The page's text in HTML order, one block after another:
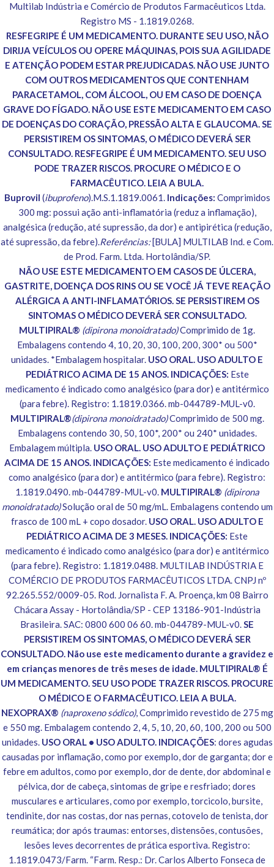
Multilab Indústria e Comércio de Produtos Farmacêuticos Ltda.
Registro MS - 1.1819.0268.
RESFEGRIPE É UM MEDICAMENTO. DURANTE SEU USO, NÃO
DIRIJA VEÍCULOS OU OPERE MÁQUINAS, POIS SUA AGILIDADE
E ATENÇÃO PODEM ESTAR PREJUDICADAS. NÃO USE JUNTO
COM OUTROS MEDICAMENTOS QUE CONTENHAM
PARACETAMOL, COM ÁLCOOL, OU EM CASO DE DOENÇA
GRAVE DO FÍGADO. NÃO USE ESTE MEDICAMENTO EM CASO
DE DOENÇAS DO CORAÇÃO, PRESSÃO ALTA E GLAUCOMA. SE
PERSISTIREM OS SINTOMAS, O MÉDICO DEVERÁ SER
CONSULTADO. RESFEGRIPE É UM MEDICAMENTO. SEU USO
PODE TRAZER RISCOS. PROCURE O MÉDICO E O
FARMACÊUTICO. LEIA A BULA.
Buprovil (ibuprofeno).M.S.1.1819.0061. Indicações: Comprimidos
300 mg: possui ação anti-inflamatória (reduz a inflamação),
analgésica (redução, até supressão, da dor) e antipirética (redução,
até supressão, da febre).Referências:[BULA] MULTILAB Ind. e Com.
de Prod. Farm. Ltda. Hortolândia/SP.
NÃO USE ESTE MEDICAMENTO EM CASOS DE ÚLCERA,
GASTRITE, DOENÇA DOS RINS OU SE VOCÊ JÁ TEVE REAÇÃO
ALÉRGICA A ANTI-INFLAMATÓRIOS. SE PERSISTIREM OS
SINTOMAS O MÉDICO DEVERÁ SER CONSULTADO.
MULTIPIRAL® (dipirona monoidratado)Comprimido de 1g.
Embalagens contendo 4, 10, 20, 30, 100, 200, 300* ou 500*
unidades. *Embalagem hospitalar. USO ORAL. USO ADULTO E
PEDIÁTRICO ACIMA DE 15 ANOS. INDICAÇÕES: Este
medicamento é indicado como analgésico (para dor) e antitérmico
(para febre). Registro: 1.1819.0366. mb-044789-MUL-v0.
MULTIPIRAL®(dipirona monoidratado)Comprimido de 500 mg.
Embalagens contendo 30, 50, 100*, 200* ou 240* unidades.
Embalagem múltipla. USO ORAL. USO ADULTO E PEDIÁTRICO
ACIMA DE 15 ANOS. INDICAÇÕES: Este medicamento é indicado
como analgésico (para dor) e antitérmico (para febre). Registro:
1.1819.0490. mb-044789-MUL-v0. MULTIPIRAL® (dipirona
monoidratado)Solução oral de 50 mg/mL. Embalagens contendo um
frasco de 100 mL + copo dosador. USO ORAL. USO ADULTO E
PEDIÁTRICO ACIMA DE 3 MESES. INDICAÇÕES: Este
medicamento é indicado como analgésico (para dor) e antitérmico
(para febre). Registro: 1.1819.0488. MULTILAB INDÚSTRIA E
COMÉRCIO DE PRODUTOS FARMACÊUTICOS LTDA. CNPJ nº
92.265.552/0009-05. Rod. Jornalista F. A. Proença, km 08 Bairro
Chácara Assay - Hortolândia/SP - CEP 13186-901-Indústria
Brasileira. SAC: 0800 600 06 60. mb-044789-MUL-v0.SE
PERSISTIREM OS SINTOMAS, O MÉDICO DEVERÁ SER
CONSULTADO. Não use este medicamento durante a gravidez e
em crianças menores de três meses de idade. MULTIPIRAL® É
UM MEDICAMENTO. SEU USO PODE TRAZER RISCOS. PROCURE
O MÉDICO E O FARMACÊUTICO. LEIA A BULA.
NEXOPRAX® (naproxeno sódico), Comprimido revestido de 275 mg
e 550 mg. Embalagem contendo 2, 4, 5, 10, 20, 60, 100, 200 ou 500
unidades. USO ORAL • USO ADULTO. INDICAÇÕES: dores agudas
causadas por inflamação, como por exemplo, dor de garganta; dor e
febre em adultos, como por exemplo, dor de dente, dor abdominal e
pélvica, dor de cabeça, sintomas de gripe e resfriado; dores
musculares e articulares, como por exemplo, torcicolo, bursite,
tendinite, dor nas costas, dor nas pernas, cotovelo de tenista, dor
reumática; dor após traumas: entorses, distensões, contusões,
lesões leves decorrentes de prática esportiva. Registro:
1.1819.0473/Farm. “Farm. Resp.: Dr. Carlos Alberto Fonseca de